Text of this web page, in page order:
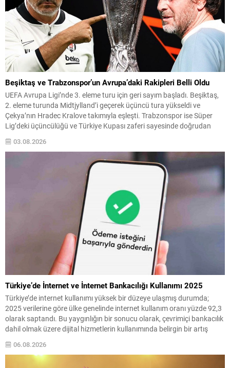
Beşiktaş ve Trabzonspor’un Avrupa’daki Rakipleri Belli Oldu
UEFA Avrupa Ligi’nde 3. eleme turu için geri sayım başladı. Beşiktaş,
2. eleme turunda Midtjylland’i geçerek üçüncü tura yükseldi ve
Çekya’nın Hradec Kralove takımıyla eşleşti. Trabzonspor ise Süper
Lig’deki üçüncülüğü ve Türkiye Kupası zaferi sayesinde doğrudan
Eşleşmeleri ve Tarihler Beşiktaş, 3. eleme...
03.08.2026
Türkiye’de İnternet ve İnternet Bankacılığı Kullanımı 2025
Türkiye’de internet kullanımı yüksek bir düzeye ulaşmış durumda;
2025 verilerine göre ülke genelinde internet kullanım oranı yüzde 92,3
olarak saptandı. Bu yaygınlığın bir sonucu olarak, çevrimiçi bankacılık
dahil olmak üzere dijital hizmetlerin kullanımında belirgin bir artış
gözleniyor. Son yıllarda mobil cihazların ve bankaların dijital
çözümlerinin yaygınlaşması, bankacılık işlemlerinin daha hızlı...
06.08.2026